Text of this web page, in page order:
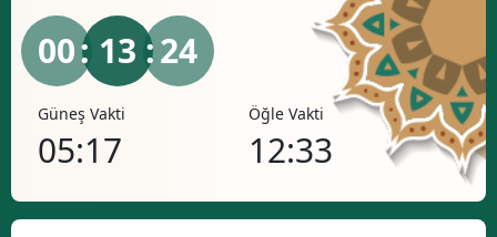
00: 13 :24
Güneş Vakti
05:17
Öğle Vakti
12:33